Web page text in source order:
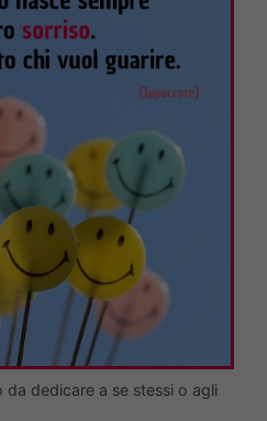
da dedicare a se stessi o agli